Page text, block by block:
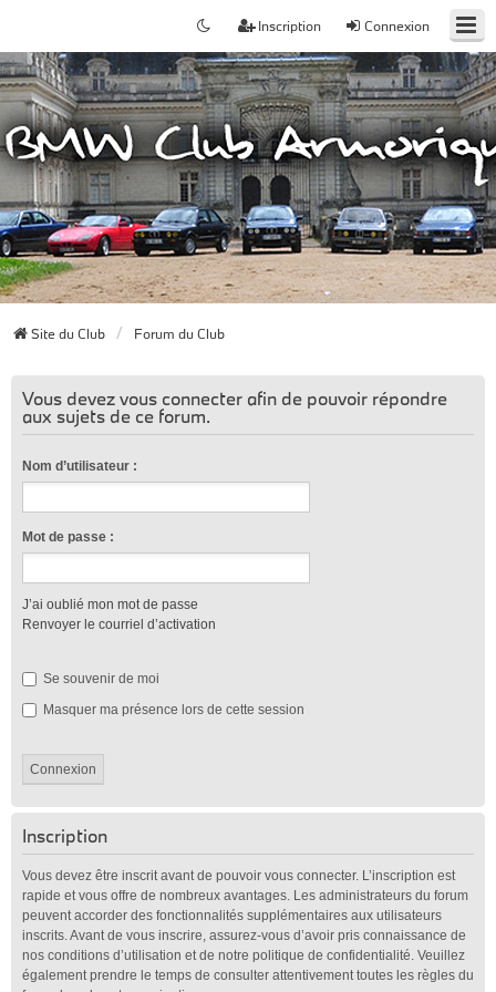
Connexion
Inscription
Site du Club Forum du Club
Vous devez vous connecter afin de pouvoir répondre
aux sujets de ce forum.
Nom d’utilisateur :
Mot de passe :
J’ai oublié mon mot de passe
Renvoyer le courriel d’activation
Se souvenir de moi
Masquer ma présence lors de cette session
Inscription
Vous devez être inscrit avant de pouvoir vous connecter. L’inscription est
rapide et vous offre de nombreux avantages. Les administrateurs du forum
peuvent accorder des fonctionnalités supplémentaires aux utilisateurs
inscrits. Avant de vous inscrire, assurez-vous d’avoir pris connaissance de
nos conditions d’utilisation et de notre politique de confidentialité. Veuillez
également prendre le temps de consulter attentivement toutes les règles du